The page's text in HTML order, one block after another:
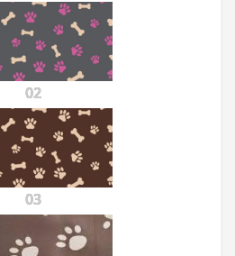
02
03